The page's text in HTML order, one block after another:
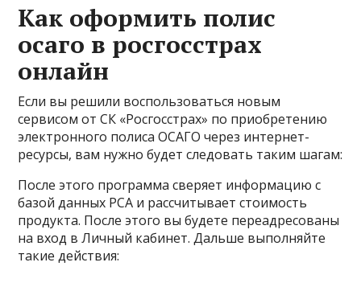
Как оформить полис
осаго в росгосстрах
онлайн
Если вы решили воспользоваться новым
сервисом от СК «Росгосстрах» по приобретению
электронного полиса ОСАГО через интернет-
ресурсы, вам нужно будет следовать таким шагам:
После этого программа сверяет информацию с
базой данных РСА и рассчитывает стоимость
продукта. После этого вы будете переадресованы
на вход в Личный кабинет. Дальше выполняйте
такие действия: